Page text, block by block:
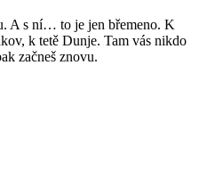
A s ní… to je jen břemeno. K
k tetě Dunje. Tam vás nikdo
začneš znovu.